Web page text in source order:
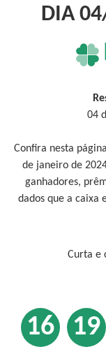
DIA
04
Confira nesta
de janeiro de
ganhadores,
dados que a caixa
Curta e
16 19